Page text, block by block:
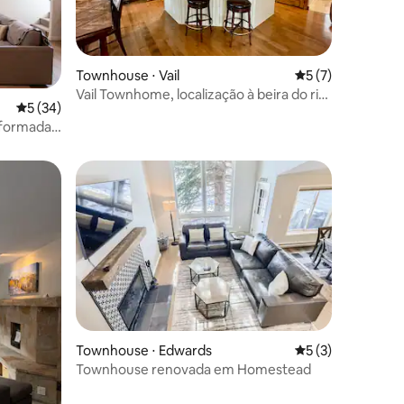
5 de uma avaliação média de 5, 34 avaliações
5 (34)
Townhouse ⋅ Vail 5 de uma
5 (7)
Vail Townhome, localização à beira do rio,
hóspedes
Townhouse ⋅ Edwards 5 de uma
5 (3)
Townhouse renovada em Homestead